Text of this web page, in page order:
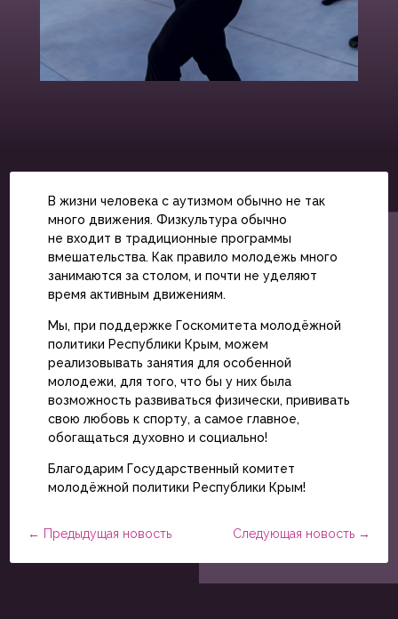
В жизни человека с аутизмом обычно не так
много движения. Физкультура обычно
не входит в традиционные программы
вмешательства. Как правило молодежь много
занимаются за столом, и почти не уделяют
время активным движениям.
Мы, при поддержке Госкомитета молодёжной
политики Республики Крым, можем
реализовывать занятия для особенной
молодежи, для того, что бы у них была
возможность развиваться физически, прививать
свою любовь к спорту, а самое главное,
обогащаться духовно и социально!
Благодарим Государственный комитет
молодёжной политики Республики Крым!
← Предыдущая новость Следующая новость→